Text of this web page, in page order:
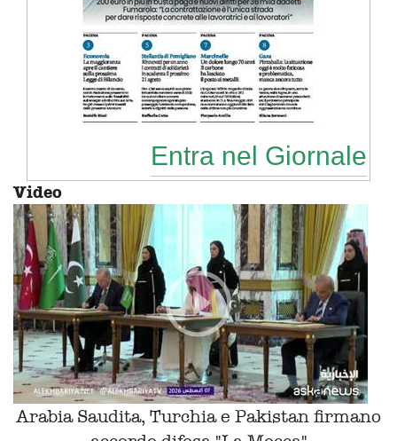
Entra nel Giornale
Video
Arabia Saudita, Turchia e Pakistan firmano